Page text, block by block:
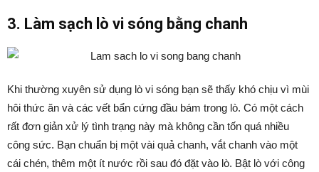
3. Làm sạch lò vi sóng bằng chanh
Khi thường xuyên sử dụng lò vi sóng bạn sẽ thấy khó chịu vì mùi
hôi thức ăn và các vết bẩn cứng đầu bám trong lò. Có một cách
rất đơn giản xử lý tình trạng này mà không cần tốn quá nhiều
công sức. Bạn chuẩn bị một vài quả chanh, vắt chanh vào một
cái chén, thêm một ít nước rồi sau đó đặt vào lò. Bật lò với công